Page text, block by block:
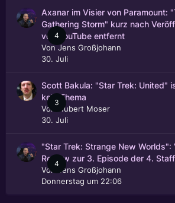
4
Axanar im Visier von Paramount:
Gathering Storm" kurz nach
von YouTube entfernt
VonJens Großjohann
30. Juli
3
Scott Bakula: "Star Trek: United"
kein Thema
Von
Hubert Moser
30. Juli
4
"Star Trek: Strange New Worlds":
Review zur 3. Episode der 4.
Von
Jens Großjohann
Donnerstag um 22:06